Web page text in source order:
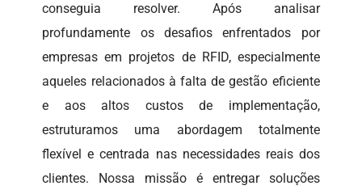
conseguia resolver. Após analisar
profundamente os desafios enfrentados por
empresas em projetos de RFID, especialmente
aqueles relacionados à falta de gestão eficiente
e aos altos custos de implementação,
estruturamos uma abordagem totalmente
flexível e centrada nas necessidades reais dos
clientes. Nossa missão é entregar soluções